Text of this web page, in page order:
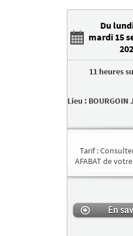
Du
mardi 15
11 heures
Lieu : BOURGOIN
Tarif :
AFABAT de
En